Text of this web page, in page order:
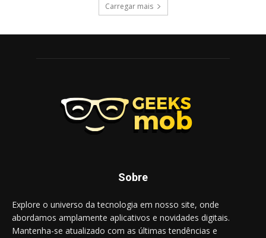
Carregar mais
Sobre
Explore o universo da tecnologia em nosso site, onde
abordamos amplamente aplicativos e novidades digitais.
Mantenha-se atualizado com as últimas tendências e